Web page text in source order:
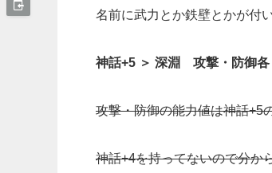
名前に武力とか鉄壁とかが付
神話+5 ＞ 深淵 攻撃・防御各
攻撃・防御の能力値は神話+5
神話+4を持ってないので分か